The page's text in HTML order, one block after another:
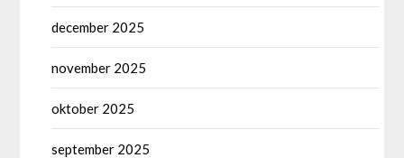
december 2025
november 2025
oktober 2025
september 2025